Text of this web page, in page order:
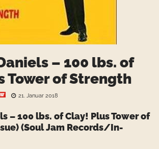
– 100 lbs. of
Tower of Strength
21. Januar 2018
– 100 lbs. of Clay! Plus Tower of
(Soul Jam Records/In-